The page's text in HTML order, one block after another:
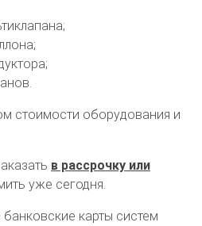
стоимости оборудования и
в рассрочку или
уже сегодня.
карты систем